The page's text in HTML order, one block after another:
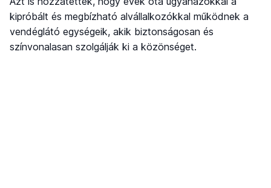
kipróbált és megbízható alvállalkozókkal működnek a
vendéglátó egységeik, akik biztonságosan és
színvonalasan szolgálják ki a közönséget.